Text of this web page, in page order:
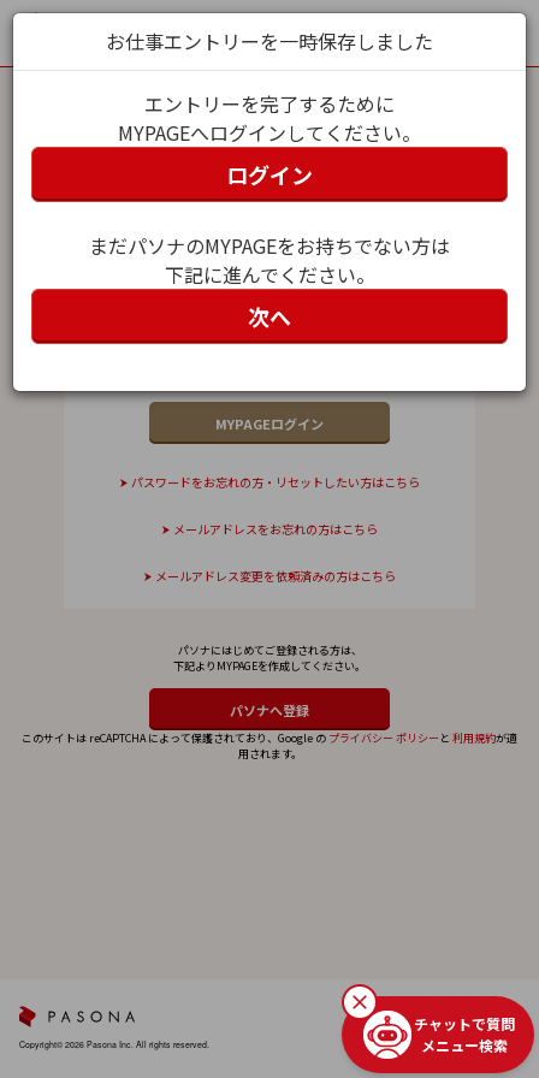
MYPAGEログイン
パスワード
パスワードをお忘れの方・リセットしたい方はこちら
メールアドレスをお忘れの方はこちら
メールアドレス変更を依頼済みの方はこちら
パソナにはじめてご登録される方は、
下記よりMYPAGEを作成してください。
このサイトは reCAPTCHA によって保護されており、Google の プライバシー ポリシー と 利用規約が適
用されます。
お仕事エントリーを一時保存しました
エントリーを完了するために
MYPAGEへログインしてください。
ログイン
まだパソナのMYPAGEをお持ちでない方は
下記に進んでください。
次へ
Copyright© 2026 Pasona Inc. All rights reserved.
チャットで質問
メニュー検索